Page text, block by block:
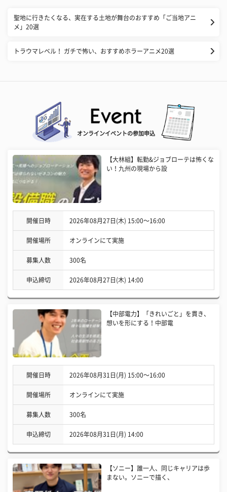
聖地に行きたくなる、実在する土地が舞台のおすすめ「ご当地アニ
メ」20選
トラウマレベル！ ガチで怖い、おすすめホラーアニメ20選
オンラインイベントの参加申込
【大林組】転勤&ジョブローテは怖くな
い！九州の現場から設
開催日時 2026年08月27日(木) 15:00〜16:00
開催場所 オンラインにて実施
募集人数 300名
申込締切 2026年08月27日(木) 14:00
【中部電力】「きれいごと」を貫き、
想いを形にする！中部電
開催日時 2026年08月31日(月) 15:00〜16:00
開催場所 オンラインにて実施
募集人数 300名
申込締切 2026年08月31日(月) 14:00
【ソニー】誰一人、同じキャリアは歩
まない。ソニーで描く、